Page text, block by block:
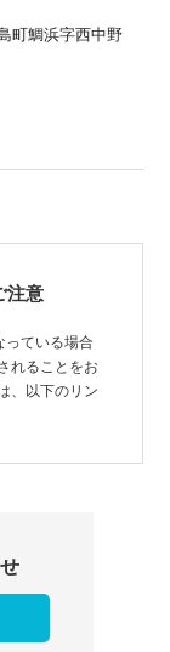
町鯛浜字西中野
注意
っている場合
れることをお
、以下のリン